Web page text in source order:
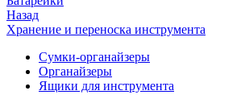
Назад
Хранение и переноска инструмента
Сумки-органайзеры
Органайзеры
Ящики для инструмента